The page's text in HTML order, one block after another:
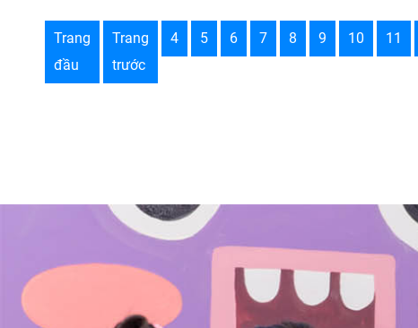
Trang
đầu
Trang
trước
4 5 6 7 8 9 10 11